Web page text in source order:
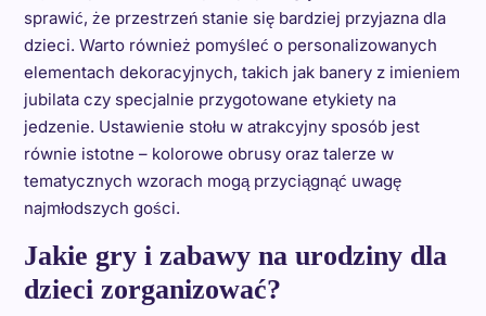
sprawić, że przestrzeń stanie się bardziej przyjazna dla
dzieci. Warto również pomyśleć o personalizowanych
elementach dekoracyjnych, takich jak banery z imieniem
jubilata czy specjalnie przygotowane etykiety na
jedzenie. Ustawienie stołu w atrakcyjny sposób jest
równie istotne – kolorowe obrusy oraz talerze w
tematycznych wzorach mogą przyciągnąć uwagę
najmłodszych gości.
Jakie gry i zabawy na urodziny dla
dzieci zorganizować?